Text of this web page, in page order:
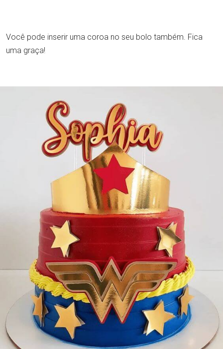
Você pode inserir uma coroa no seu bolo também. Fica
uma graça!